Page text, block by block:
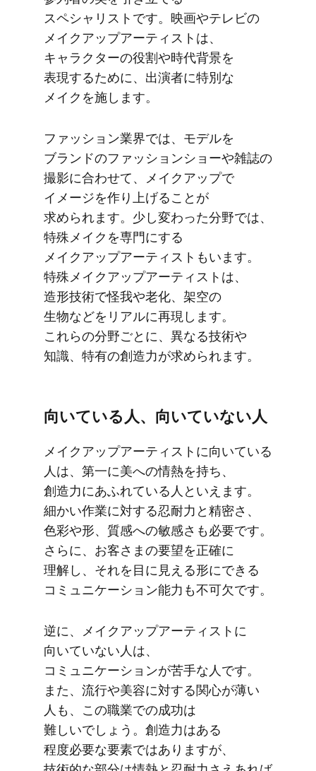
スペシャリストです。​映画や​テレビの​
メイクアップアーティストは、​
キャラクターの​役割や​時代背景を​
表現する​ために、​出演者に​特別な​
メイクを​施します。
ファッション業界では、​モデルを​
ブランドの​ファッションショーや​雑誌の​
撮影に​合わせて、​メイクアップで​
イメージを​作り上げる​ことが​
求められます。​少し​変わった​分野では、​
特殊メイクを​専門に​する​
メイクアップアーティストもいます。​
特殊メイクアップアーティストは、​
造形技術で​怪我や老化、​架空の​
生物などを​リアルに​再現します。​
これらの​分野ごとに、​異なる​技術や​
知識、​特有の​創造力が​求められます。
向いている​人、​向いていない​人
メイクアップアーティストに​向いている​
人は、​第一に​美への​情熱を​持ち、​
創造力に​あふれている​人と​いえます。​
細かい​作業に​対する​忍耐力と​精密さ、​
色彩や形、​質感への​敏感さも​必要です。​
さらに、​お客さまの​要望を​正確に​
理解し、​それを​目に​見える​形に​できる​
コミュニケーション能力も​不可欠です。
逆に、​メイクアップアーティストに​
向いていない​人は、​
コミュニケーションが​苦手な​人です。​
また、​流行や​美容に​対する​関心が​薄い​
人も、​この​職業での​成功は​
難しいでしょう。​創造力は​ある​
程度必要な​要素では​ありますが、​